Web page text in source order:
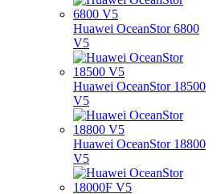
Huawei OceanStor 6800
V5
Huawei OceanStor 18500
V5
Huawei OceanStor 18800
V5